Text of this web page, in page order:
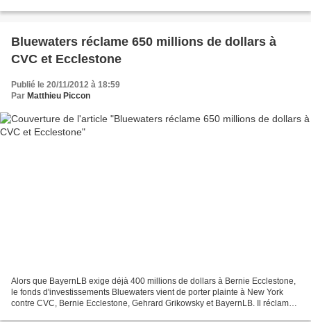
Bluewaters réclame 650 millions de dollars à
CVC et Ecclestone
Publié le 20/11/2012 à 18:59
Par Matthieu Piccon
Alors que BayernLB exige déjà 400 millions de dollars à Bernie Ecclestone,
le fonds d'investissements Bluewaters vient de porter plainte à New York
contre CVC, Bernie Ecclestone, Gehrard Grikowsky et BayernLB. Il réclame